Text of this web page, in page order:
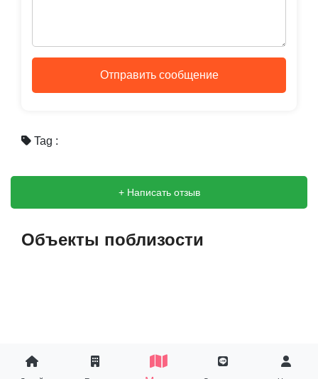
Отправить сообщение
Tag :
+ Написать отзыв
Объекты поблизости